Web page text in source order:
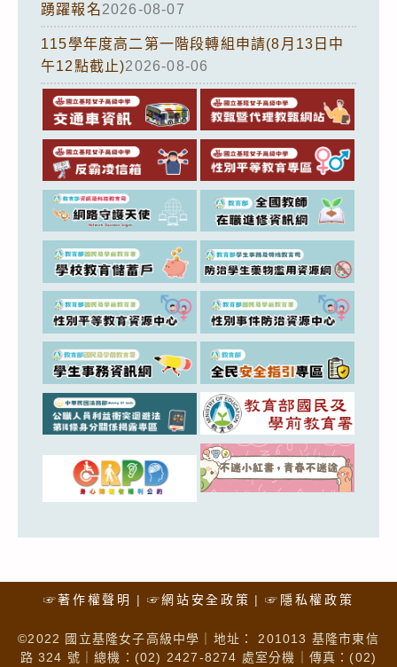
踴躍報名2026-08-07
115學年度高二第一階段轉組申請(8月13日中
午12點截止)2026-08-06
☞著作權聲明 ☞網站安全政策 ☞隱私權政策
©2022 國立基隆女子高級中學｜地址： 201013 基隆市東信
路 324 號｜總機：(02) 2427-8274 處室分機｜傳真：(02)